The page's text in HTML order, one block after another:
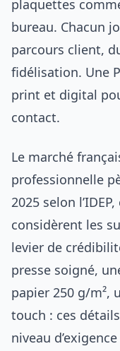
plaquettes
bureau. Chacun
parcours client,
fidélisation. Une
print et digital
contact.
Le marché
professionnelle
2025 selon
considèrent les
levier de
presse soigné,
papier 250 g/m²,
touch : ces
niveau